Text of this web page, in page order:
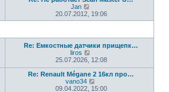
и
ю
щ
н
и
ю
у
с
о
б
е
и
ю
д
н
м
у
о
б
е
о
с
е
д
е
у
о
т
и
о
с
л
е
д
н
е
Jan
е
р
и
к
п
о
с
л
20.07.2012, 19:06
Re: Емкостные датчики прищепк…
liros
е
р
е
й
т
25.07.2026, 12:08
Re: Renault Mégane 2 16кл про…
vano34
е
09.04.2022, 15:00